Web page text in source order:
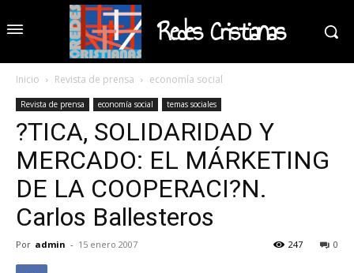
Redes Cristianas
Inicio Revista de prensa economía social
Revista de prensa economía social temas sociales
?TICA, SOLIDARIDAD Y
MERCADO: EL MÁRKETING
DE LA COOPERACI?N.
Carlos Ballesteros
Por admin - 15 enero 2007 0
247